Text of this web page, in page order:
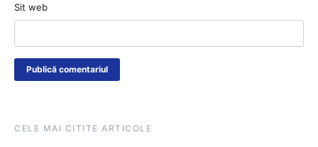
Sit web
CELE MAI CITITE ARTICOLE